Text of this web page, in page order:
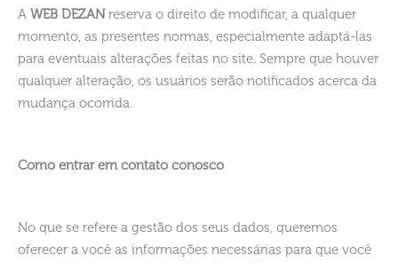
A WEB DEZANreserva o direito de modificar, a qualquer
momento, as presentes normas, especialmente adaptá-las
para eventuais alterações feitas no site. Sempre que houver
qualquer alteração, os usuários serão notificados acerca da
mudança ocorrida.
Como entrar em contato conosco
No que se refere a gestão dos seus dados, queremos
oferecer a você as informações necessárias para que você